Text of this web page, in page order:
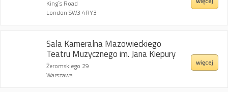
King`s Road
London SW3 4RY3
Sala Kameralna Mazowieckiego
Teatru Muzycznego im. Jana Kiepury
Żeromskiego 29
Warszawa
więcej